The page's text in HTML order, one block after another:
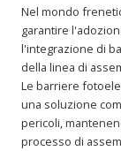
Nel mondo
garantire
l'integrazione di
della linea di
Le barriere
una soluzione
pericoli,
processo di